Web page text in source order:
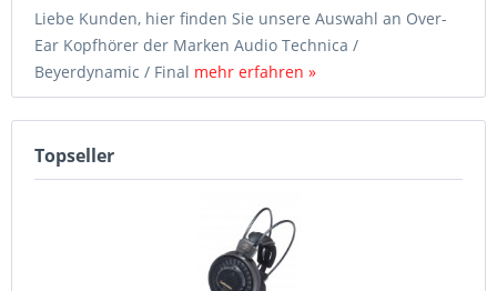
Liebe Kunden, hier finden Sie unsere Auswahl an Over-
Ear Kopfhörer der Marken Audio Technica /
Beyerdynamic / Final mehr erfahren »
Topseller